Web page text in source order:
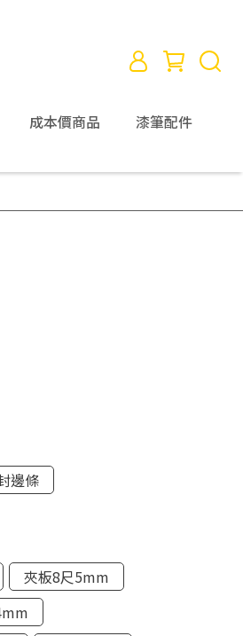
成本價商品
漆筆配件
邊條
夾板8尺5mm